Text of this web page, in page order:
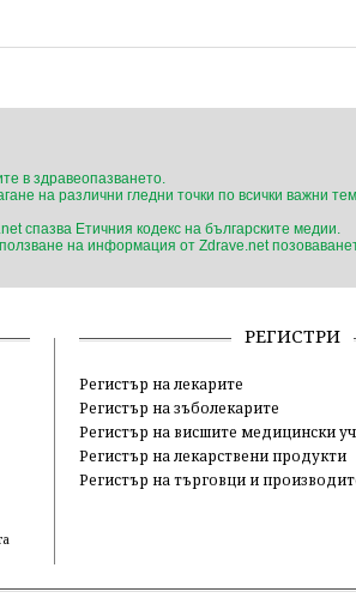
в здравеопазването.
на различни гледни точки по всички важни
спазва Етичния кодекс на българските медии.
на информация от Zdrave.net
РЕГИСТРИ
Регистър на лекарите
Регистър на зъболекарите
Регистър на висшите медицински
Регистър на лекарствени продукти
Регистър на търговци и